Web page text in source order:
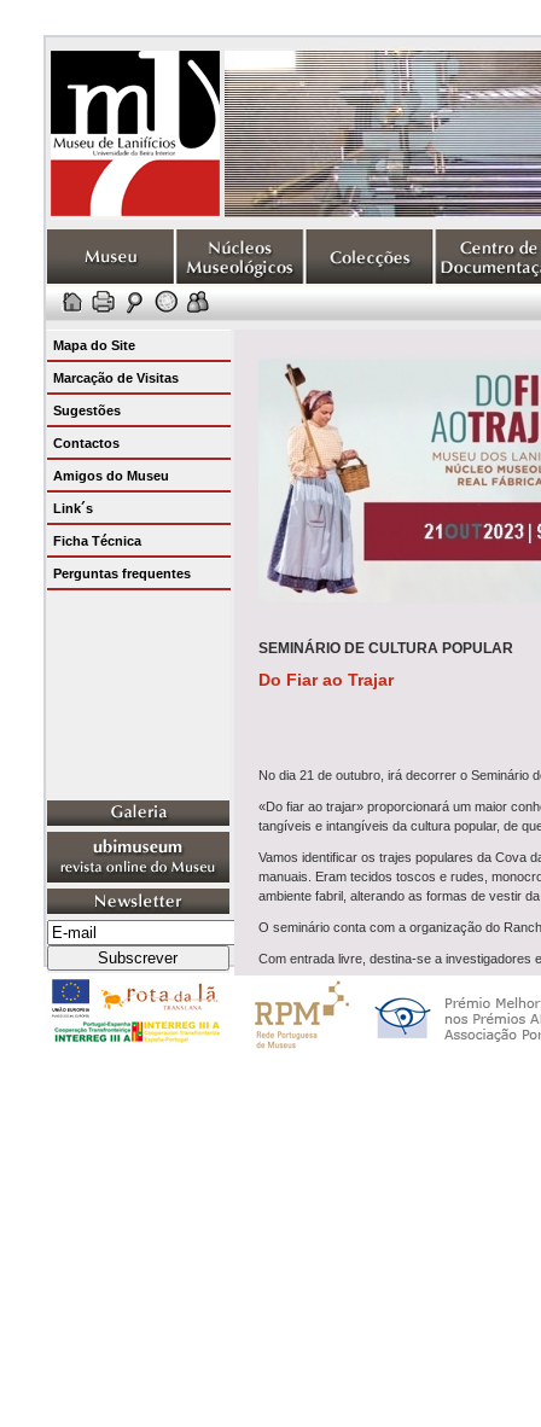
Mapa do Site
Marcação de Visitas
Sugestões
Contactos
Amigos do Museu
Link´s
Ficha Técnica
Perguntas frequentes
SEMINÁRIO DE CULTURA POPULAR
Do Fiar ao Trajar
No dia 21 de outubro, irá decorrer o Seminário
«Do fiar ao trajar» proporcionará um maior
tangíveis e intangíveis da cultura popular, de
Vamos identificar os trajes populares da Cova
manuais. Eram tecidos toscos e rudes,
ambiente fabril, alterando as formas de vestir
O seminário conta com a organização do
Com entrada livre, destina-se a investigadores
Para saber mais, consulte o programa em: